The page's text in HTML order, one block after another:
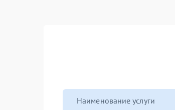
Наименование услуги